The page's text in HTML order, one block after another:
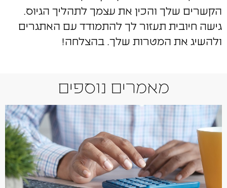
הקשרים שלך והכין את עצמך לתהליך הגיוס.
גישה חיובית תעזור לך להתמודד עם האתגרים
ולהשיג את המטרות שלך. בהצלחה!
מאמרים נוספים